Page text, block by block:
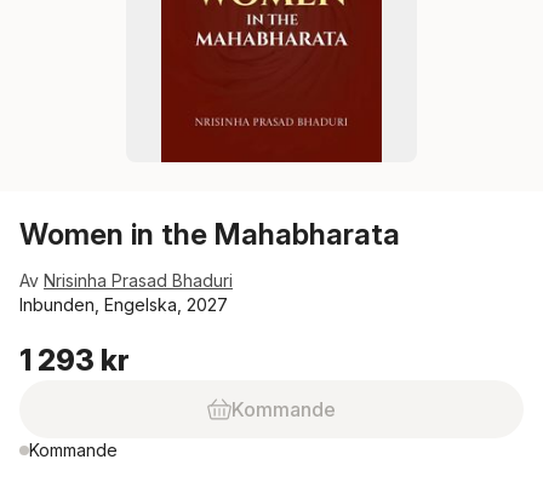
Women in the Mahabharata
Av Nrisinha Prasad Bhaduri
Inbunden, Engelska, 2027
1 293 kr
Kommande
Kommande